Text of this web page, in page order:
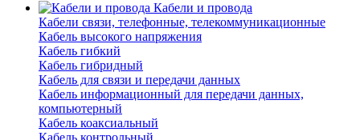
Кабели и провода
Кабели связи, телефонные, телекоммуникационные
Кабель высокого напряжения
Кабель гибкий
Кабель гибридный
Кабель для связи и передачи данных
Кабель информационный для передачи данных,
компьютерный
Кабель коаксиальный
Кабель контрольный